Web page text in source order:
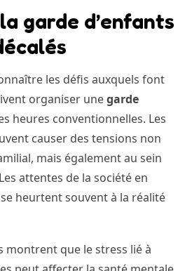
garde d’enfants
les défis auxquels font
organiser unegarde
heures conventionnelles. Les
causer des tensions non
mais également au sein
attentes de la société en
heurtent souvent à la réalité
montrent que le stress lié à